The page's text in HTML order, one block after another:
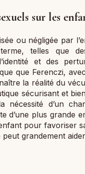
sur les
ou négligée par
telles que
et des
que Ferenczi,
la réalité du
sécurisant et
d’un
d’une plus grande
pour favoriser
grandement